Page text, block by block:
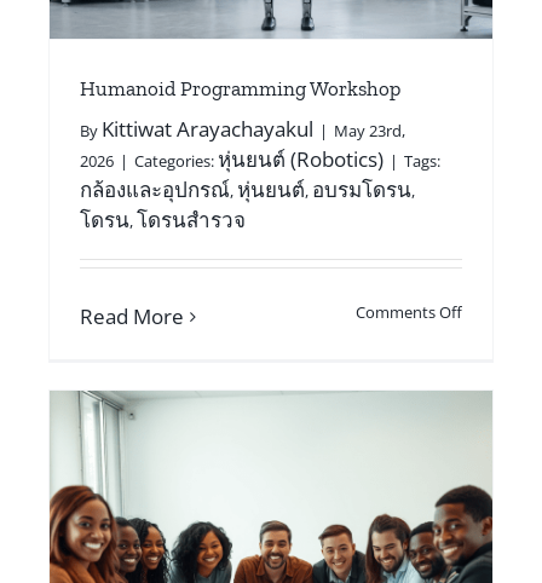
Humanoid Programming Workshop
By Kittiwat Arayachayakul | May 23rd,
2026 | Categories: หุ่นยนต์ (Robotics) | Tags:
กล้องและอุปกรณ์, หุ่นยนต์, อบรมโดรน,
โดรน,โดรนสำรวจ
Read More Comments Off